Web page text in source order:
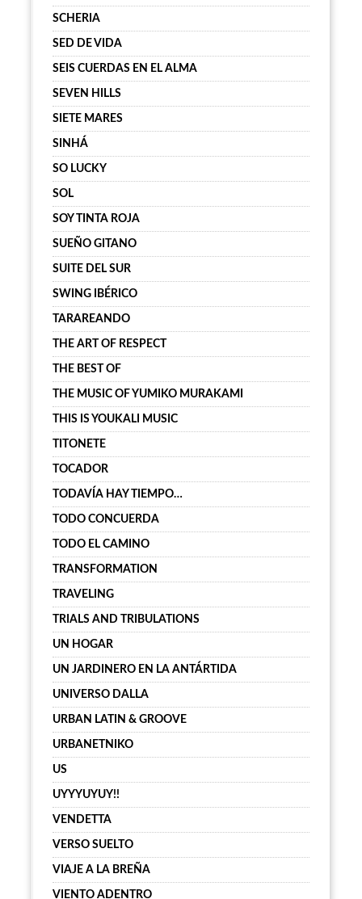
SCHERIA
SED DE VIDA
SEIS CUERDAS EN EL ALMA
SEVEN HILLS
SIETE MARES
SINHÁ
SO LUCKY
SOL
SOY TINTA ROJA
SUEÑO GITANO
SUITE DEL SUR
SWING IBÉRICO
TARAREANDO
THE ART OF RESPECT
THE BEST OF
THE MUSIC OF YUMIKO MURAKAMI
THIS IS YOUKALI MUSIC
TITONETE
TOCADOR
TODAVÍA HAY TIEMPO…
TODO CONCUERDA
TODO EL CAMINO
TRANSFORMATION
TRAVELING
TRIALS AND TRIBULATIONS
UN HOGAR
UN JARDINERO EN LA ANTÁRTIDA
UNIVERSO DALLA
URBAN LATIN & GROOVE
URBANETNIKO
US
UYYYUYUY!!
VENDETTA
VERSO SUELTO
VIAJE A LA BREÑA
VIENTO ADENTRO